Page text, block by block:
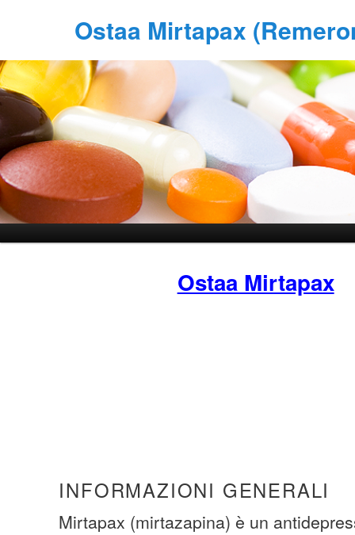
Ostaa Mirtapax
Ostaa Mirtapax
INFORMAZIONI GENERALI
Mirtapax (mirtazapina) è un